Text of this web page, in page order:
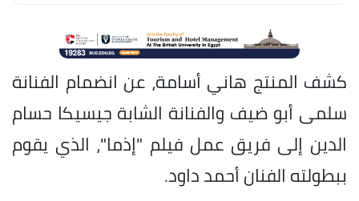
كشف المنتج هاني أسامة، عن انضمام الفنانة
سلمى أبو ضيف والفنانة الشابة جيسيكا حسام
الدين إلى فريق عمل فيلم "إذما"، الذي يقوم
ببطولته الفنان أحمد داود.